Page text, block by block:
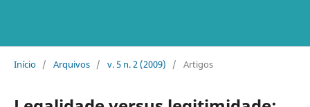
Início / Arquivos / v. 5 n. 2 (2009) / Artigos